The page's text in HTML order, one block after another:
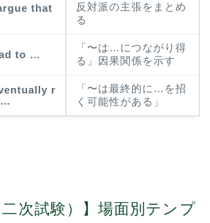
that
反対派の主張をまとめ
る
to …
「〜は…につながり得
る」因果関係を示す
r
…
「〜は最終的に…を招
く可能性がある」
二次試験）】場面別テンプ